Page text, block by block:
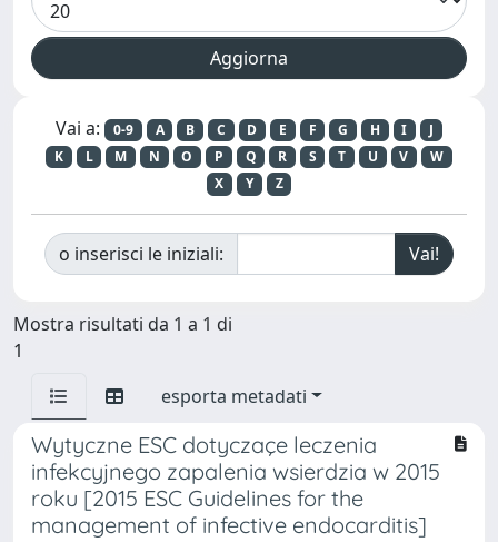
Vai a: 0-9 A B C D E F G H I
J
K
L M N O P Q R S T U V
W
X
Y Z
o inserisci le iniziali:
Mostra risultati da 1 a 1 di
1
esporta metadati
Wytyczne ESC dotyczaçe leczenia
infekcyjnego zapalenia wsierdzia w 2015
roku [2015 ESC Guidelines for the
management of infective endocarditis]